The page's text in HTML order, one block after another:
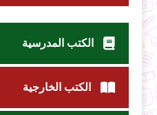
الكتب المدرسية
الكتب الخارجية